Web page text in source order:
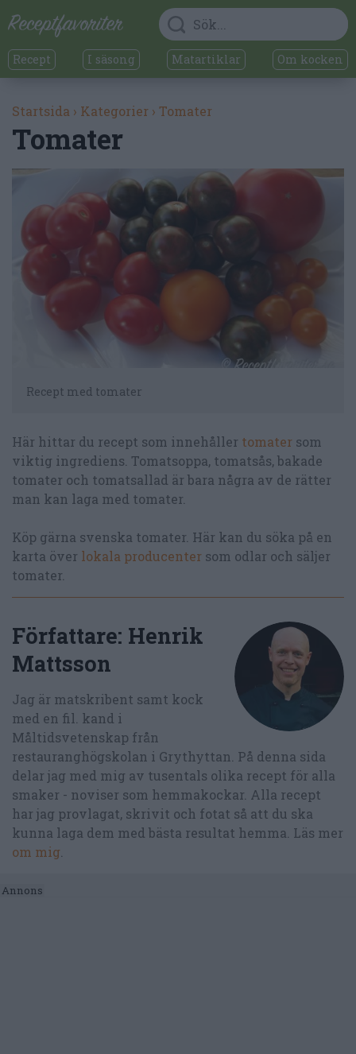
Recept I säsong Matartiklar Om kocken
Startsida › Kategorier › Tomater
Tomater
Recept med tomater
Här hittar du recept som innehåller tomater som
viktig ingrediens. Tomatsoppa, tomatsås, bakade
tomater och tomatsallad är bara några av de rätter
man kan laga med tomater.
Köp gärna svenska tomater. Här kan du söka på en
karta över lokala producenter som odlar och säljer
tomater.
Författare: Henrik
Mattsson
Jag är matskribent samt kock
med en fil. kand i
Måltidsvetenskap från
restauranghögskolan i Grythyttan. På denna sida
delar jag med mig av tusentals olika recept för alla
smaker - noviser som hemmakockar. Alla recept
har jag provlagat, skrivit och fotat så att du ska
kunna laga dem med bästa resultat hemma. Läs mer
om mig